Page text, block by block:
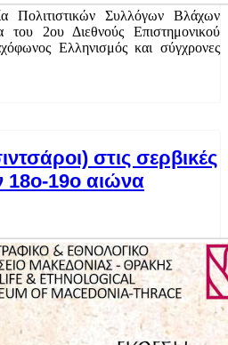
Πολιτιστικών Συλλόγων Βλάχων
του 2ου Διεθνούς Επιστημονικού
Ελληνισμός και σύγχρονες
στις σερβικές
18ο-19ο αιώνα